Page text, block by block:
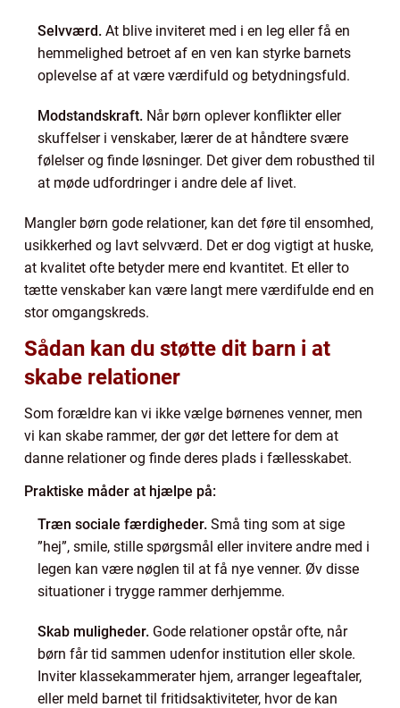
Selvværd. At blive inviteret med i en leg eller få en
hemmelighed betroet af en ven kan styrke barnets
oplevelse af at være værdifuld og betydningsfuld.
Modstandskraft. Når børn oplever konflikter eller
skuffelser i venskaber, lærer de at håndtere svære
følelser og finde løsninger. Det giver dem robusthed til
at møde udfordringer i andre dele af livet.
Mangler børn gode relationer, kan det føre til ensomhed,
usikkerhed og lavt selvværd. Det er dog vigtigt at huske,
at kvalitet ofte betyder mere end kvantitet. Et eller to
tætte venskaber kan være langt mere værdifulde end en
stor omgangskreds.
Sådan kan du støtte dit barn i at
skabe relationer
Som forældre kan vi ikke vælge børnenes venner, men
vi kan skabe rammer, der gør det lettere for dem at
danne relationer og finde deres plads i fællesskabet.
Praktiske måder at hjælpe på:
Træn sociale færdigheder. Små ting som at sige
”hej”, smile, stille spørgsmål eller invitere andre med i
legen kan være nøglen til at få nye venner. Øv disse
situationer i trygge rammer derhjemme.
Skab muligheder. Gode relationer opstår ofte, når
børn får tid sammen udenfor institution eller skole.
Inviter klassekammerater hjem, arranger legeaftaler,
eller meld barnet til fritidsaktiviteter, hvor de kan